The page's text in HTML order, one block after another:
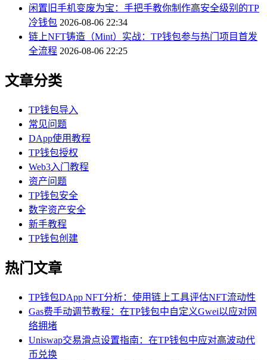
闲置旧手机变废为宝：手把手教你制作高安全级别的TP
冷钱包 2026-08-06 22:34
链上NFT铸造（Mint）实战：TP钱包参与热门项目首发
全流程 2026-08-06 22:25
文章分类
TP钱包导入
常见问题
DApp使用教程
TP钱包授权
Web3入门教程
资产问题
TP钱包安全
数字资产安全
新手教程
TP钱包创建
热门文章
TP钱包DApp NFT分析：使用链上工具评估NFT流动性
Gas费手动调节教程：在TP钱包中自定义Gwei以应对网
络拥堵
Uniswap交易滑点设置指南：在TP钱包中应对高波动代
币兑换